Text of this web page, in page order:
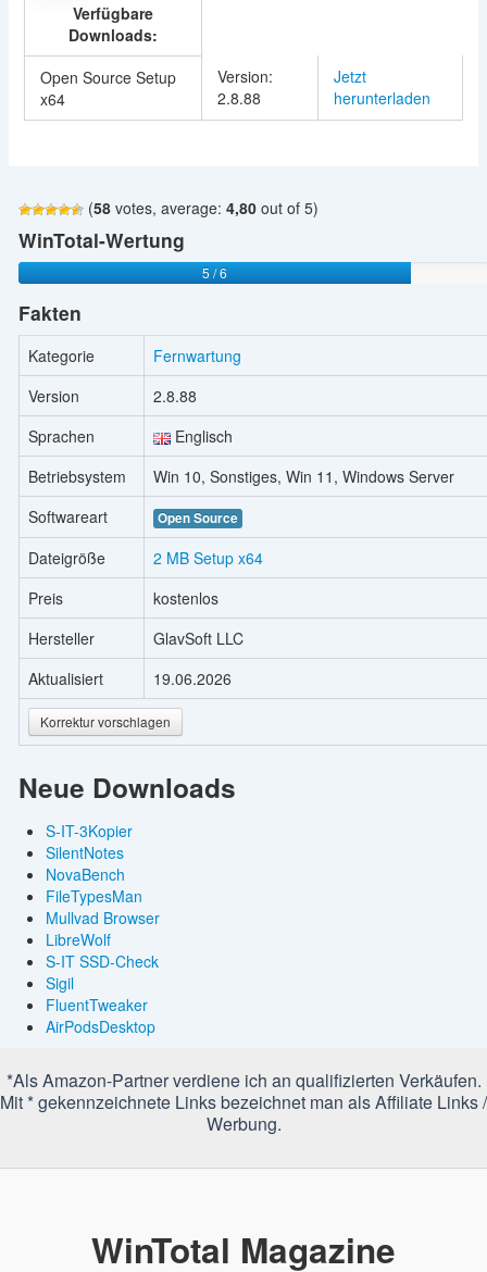
Verfügbare
Downloads:
Open Source Setup
x64
Version:
2.8.88
Jetzt
herunterladen
(58votes, average: 4,80out of 5)
WinTotal-Wertung
5 / 6
Fakten
Kategorie
Fernwartung
Version
2.8.88
Sprachen
Englisch
Betriebsystem
Win 10, Sonstiges, Win 11, Windows Server
Softwareart
Open Source
Dateigröße
2 MB Setup x64
Preis
kostenlos
Hersteller
GlavSoft LLC
Aktualisiert
19.06.2026
Korrektur vorschlagen
Neue Downloads
S-IT-3Kopier
SilentNotes
NovaBench
FileTypesMan
Mullvad Browser
LibreWolf
S-IT SSD-Check
Sigil
FluentTweaker
AirPodsDesktop
*Als Amazon-Partner verdiene ich an qualifizierten Verkäufen.
Mit * gekennzeichnete Links bezeichnet man als Affiliate Links /
Werbung.
WinTotal Magazine